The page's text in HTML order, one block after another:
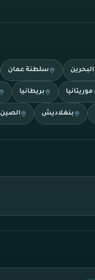
البحرين سلطنة عمان
موريتانيا بريطانيا
بنغلاديش الصين